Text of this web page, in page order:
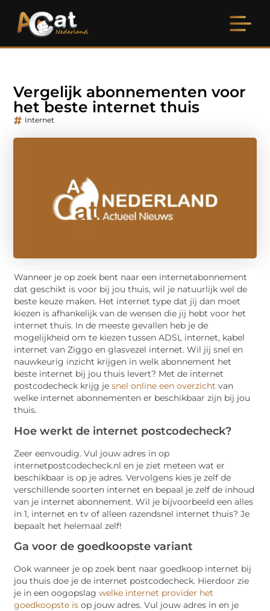
Vergelijk abonnementen voor
het beste internet thuis
Internet
Wanneer je op zoek bent naar een internetabonnement
dat geschikt is voor bij jou thuis, wil je natuurlijk wel de
beste keuze maken. Het internet type dat jij dan moet
kiezen is afhankelijk van de wensen die jij hebt voor het
internet thuis. In de meeste gevallen heb je de
mogelijkheid om te kiezen tussen ADSL internet, kabel
internet van Ziggo en glasvezel internet. Wil jij snel en
nauwkeurig inzicht krijgen in welk abonnement het
beste internet bij jou thuis levert? Met de internet
postcodecheck krijg jesnel online een overzicht van
welke internet abonnementen er beschikbaar zijn bij jou
thuis.
Hoe werkt de internet postcodecheck?
Zeer eenvoudig. Vul jouw adres in op
internetpostcodecheck.nl en je ziet meteen wat er
beschikbaar is op je adres. Vervolgens kies je zelf de
verschillende soorten internet en bepaal je zelf de inhoud
van je internet abonnement. Wil je bijvoorbeeld een alles
in 1, internet en tv of alleen razendsnel internet thuis? Je
bepaalt het helemaal zelf!
Ga voor de goedkoopste variant
Ook wanneer je op zoek bent naar goedkoop internet bij
jou thuis doe je de internet postcodecheck. Hierdoor zie
je in een oogopslagwelke internet provider het
goedkoopste is op jouw adres. Vul jouw adres in en je